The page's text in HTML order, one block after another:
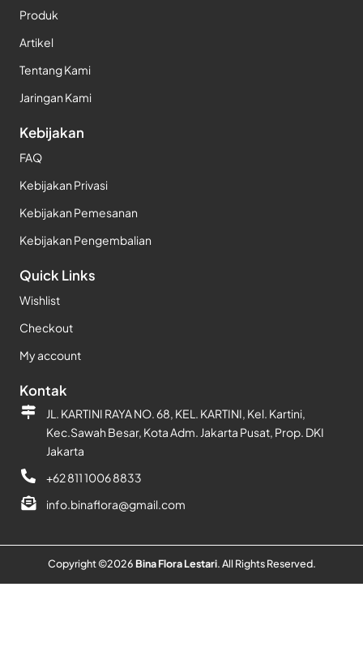
Produk
Artikel
Tentang Kami
Jaringan Kami
Kebijakan
FAQ
Kebijakan Privasi
Kebijakan Pemesanan
Kebijakan Pengembalian
Quick Links
Wishlist
Checkout
My account
Kontak
JL. KARTINI RAYA NO. 68, KEL. KARTINI, Kel. Kartini,
Kec.Sawah Besar, Kota Adm. Jakarta Pusat, Prop. DKI
Jakarta
+62 811 1006 8833
info.binaflora@gmail.com
Copyright ©2026 Bina Flora Lestari. All Rights Reserved.